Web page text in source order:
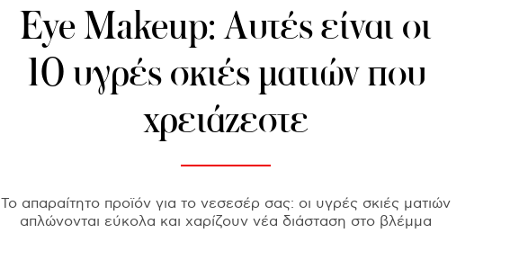
Eye Makeup: Αυτές είναι οι
10 υγρές σκιές ματιών που
χρειάζεστε
Το απαραίτητο προϊόν για το νεσεσέρ σας: οι υγρές σκιές ματιών
απλώνονται εύκολα και χαρίζουν νέα διάσταση στο βλέμμα